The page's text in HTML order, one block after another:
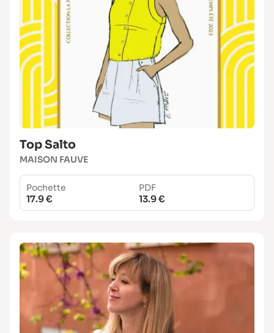
Top Salto
MAISON FAUVE
Pochette
17.9 €
PDF
13.9 €